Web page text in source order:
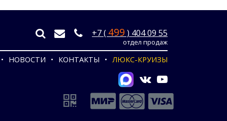
+7 ( 499 ) 404 09 55
отдел продаж
НОВОСТИ КОНТАКТЫ ЛЮКС-КРУИЗЫ